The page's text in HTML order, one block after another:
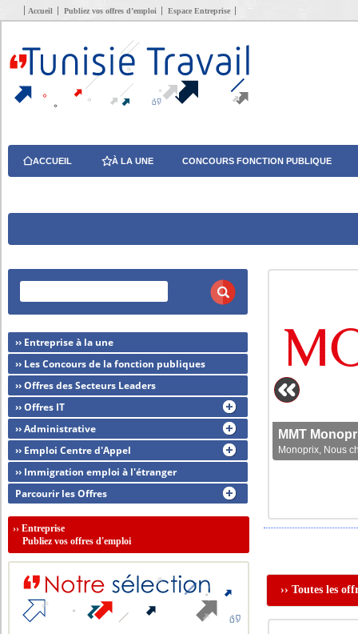
Accueil Publiez vos offres d’emploi Espace Entreprise
ACCUEIL À LA UNE CONCOURS FONCTION PUBLIQUE
MMT
Monoprix, Nous
›› Toutes les
›› Entreprise à la une
›› Les Concours de la fonction publiques
›› Offres des Secteurs Leaders
›› Offres IT
›› Administrative
›› Emploi Centre d'Appel
›› Immigration emploi à l'étranger
Parcourir les Offres
››Entreprise
Publiez vos offres d'emploi